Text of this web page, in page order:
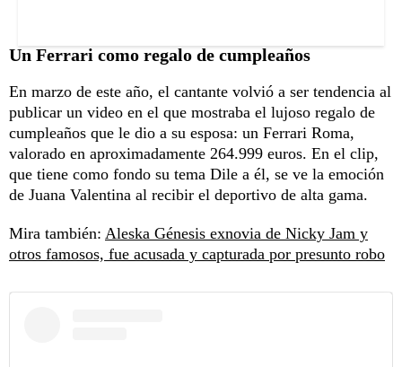
Un Ferrari como regalo de cumpleaños
En marzo de este año, el cantante volvió a ser tendencia al
publicar un video en el que mostraba el lujoso regalo de
cumpleaños que le dio a su esposa: un Ferrari Roma,
valorado en aproximadamente 264.999 euros. En el clip,
que tiene como fondo su tema Dile a él, se ve la emoción
de Juana Valentina al recibir el deportivo de alta gama.
Mira también: Aleska Génesis exnovia de Nicky Jam y
otros famosos, fue acusada y capturada por presunto robo